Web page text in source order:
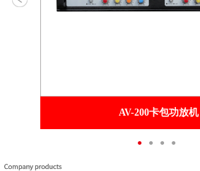
AV-200卡包功放机
● ● ● ●